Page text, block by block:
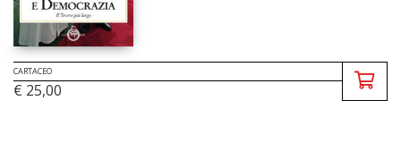
CARTACEO
€ 25,00